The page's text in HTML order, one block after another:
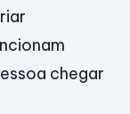
chegar